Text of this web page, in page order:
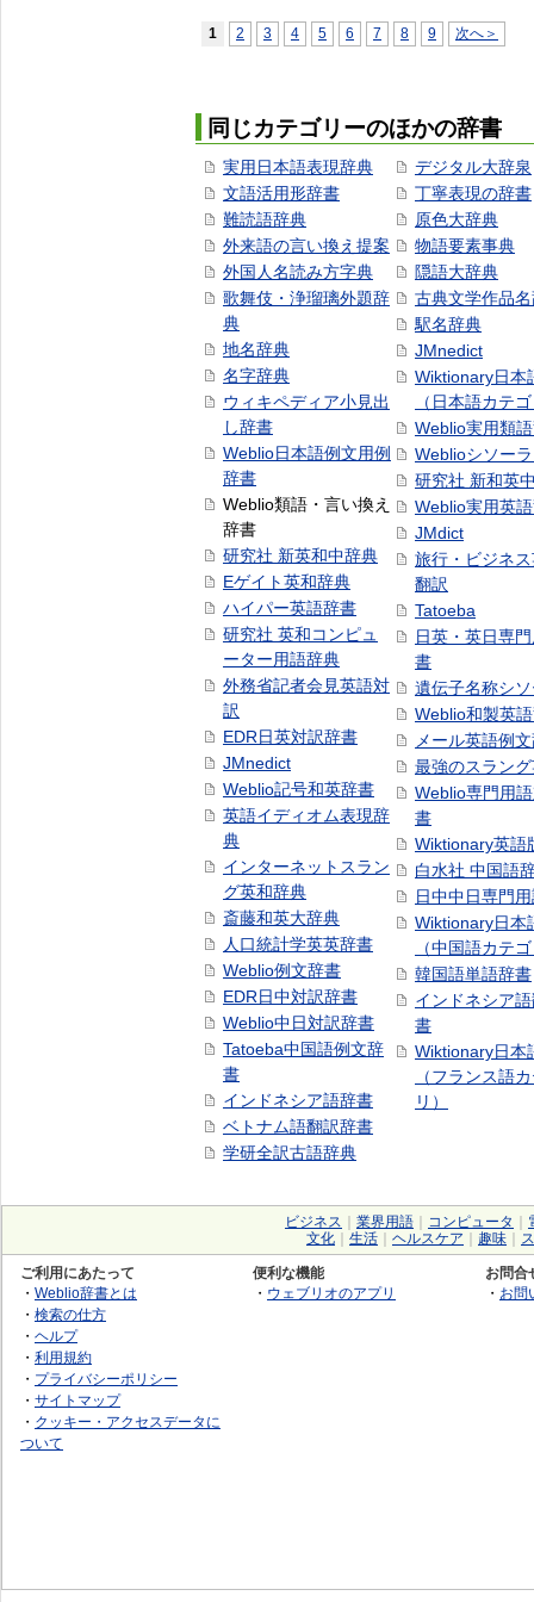
1 2 3 4 5 6 7 8 9 次へ＞
同じカテゴリーのほかの辞書
実用日本語表現辞典
文語活用形辞書
難読語辞典
外来語の言い換え提案
外国人名読み方字典
歌舞伎・浄瑠璃外題辞
典
地名辞典
名字辞典
ウィキペディア小見出
し辞書
Weblio日本語例文用例
辞書
Weblio類語・言い換え
辞書
研究社 新英和中辞典
Eゲイト英和辞典
ハイパー英語辞書
研究社 英和コンピュ
ーター用語辞典
外務省記者会見英語対
訳
EDR日英対訳辞書
JMnedict
Weblio記号和英辞書
英語イディオム表現辞
典
インターネットスラン
グ英和辞典
斎藤和英大辞典
人口統計学英英辞書
Weblio例文辞書
EDR日中対訳辞書
Weblio中日対訳辞書
Tatoeba中国語例文辞
書
インドネシア語辞書
ベトナム語翻訳辞書
学研全訳古語辞典
デジタル大辞泉
丁寧表現の辞書
原色大辞典
物語要素事典
隠語大辞典
古典文学作品
駅名辞典
JMnedict
Wiktionary日本
（日本語カテ
Weblio実用類
Weblioシソー
研究社 新和英
Weblio実用英
JMdict
旅行・ビジネ
翻訳
Tatoeba
日英・英日専
書
遺伝子名称シ
Weblio和製英
メール英語例
最強のスラン
Weblio専門用
書
Wiktionary英語
白水社 中国語
日中中日専門
Wiktionary日本
（中国語カテ
韓国語単語辞書
インドネシア
書
Wiktionary日本
（フランス語
リ）
ビジネス 業界用語 コンピュータ
文化
生活 ヘルスケア 趣味
ご利用にあたって
・ Weblio辞書とは
・ 検索の仕方
・ ヘルプ
・ 利用規約
・ プライバシーポリシー
・ サイトマップ
・ クッキー・アクセスデータに
ついて
便利な機能
・ ウェブリオのアプリ
お問合
・ お問